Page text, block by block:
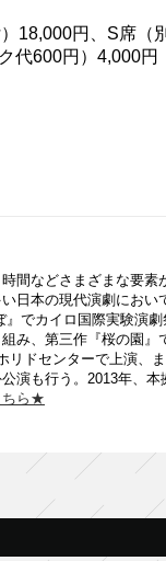
18,000円、S席（
代600円）4,000円
間などさまざまな要素
日本の現代演劇におい
でカイロ国際実験演
み、第三作『桜の園
ドセンターで上演、
演も行う。2013年、
ちら★